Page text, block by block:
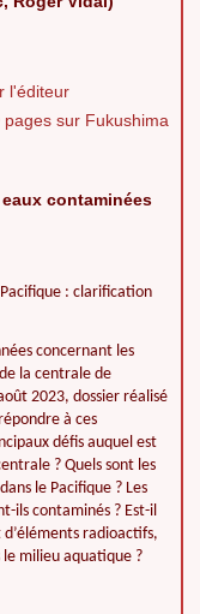
l'éditeur
sur Fukushima
contaminées
: clarification
concernant les
la centrale de
2023, dossier réalisé
à ces
défis auquel est
? Quels sont les
le Pacifique ? Les
ils contaminés ? Est-il
radioactifs,
milieu aquatique ?